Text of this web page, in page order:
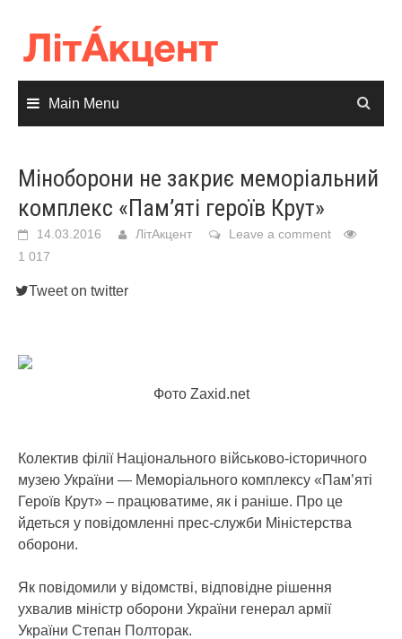
content
Main Menu
Міноборони не закриє меморіальний
комплекс «Пам’яті героїв Крут»
14.03.2016 ЛітАкцент
Leave a comment
1 017
Tweet on twitter
Фото Zaxid.net
Колектив філії Національного військово-історичного
музею України — Меморіального комплексу «Пам’яті
Героїв Крут» – працюватиме, як і раніше. Про це
йдеться у повідомленні прес-служби Міністерства
оборони.
Як повідомили у відомстві, відповідне рішення
ухвалив міністр оборони України генерал армії
України Степан Полторак.